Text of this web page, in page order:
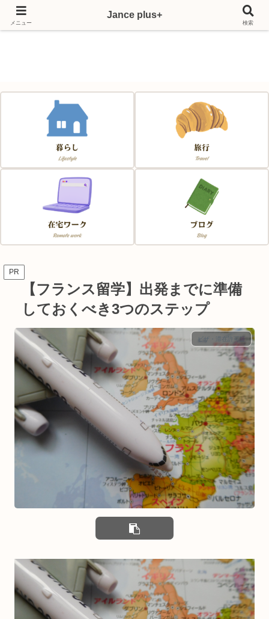
Japan & France & Chance～フランス移住応援サイト～
PR
【フランス留学】出発までに準備
しておくべき3つのステップ
ビザ・滞在許可証
メニュー
Jance plus+
検索